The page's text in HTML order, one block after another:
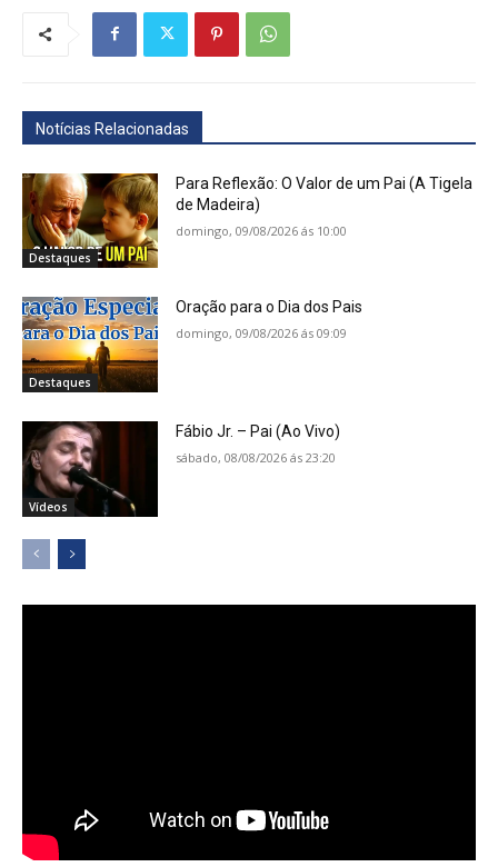
Notícias Relacionadas
Destaques
Para Reflexão: O Valor de um Pai (A Tigela
de Madeira)
domingo, 09/08/2026 ás 10:00
Destaques
Oração para o Dia dos Pais
domingo, 09/08/2026 ás 09:09
Vídeos
Fábio Jr. – Pai (Ao Vivo)
sábado, 08/08/2026 ás 23:20